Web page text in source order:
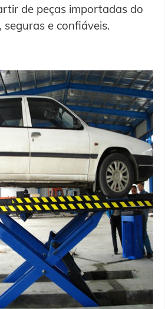
de peças importadas do
seguras e confiáveis.